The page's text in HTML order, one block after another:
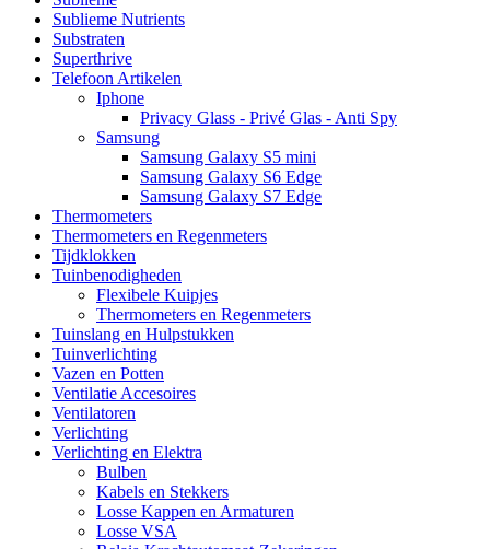
Sublieme Nutrients
Substraten
Superthrive
Telefoon Artikelen
Iphone
Privacy Glass - Privé Glas - Anti Spy
Samsung
Samsung Galaxy S5 mini
Samsung Galaxy S6 Edge
Samsung Galaxy S7 Edge
Thermometers
Thermometers en Regenmeters
Tijdklokken
Tuinbenodigheden
Flexibele Kuipjes
Thermometers en Regenmeters
Tuinslang en Hulpstukken
Tuinverlichting
Vazen en Potten
Ventilatie Accesoires
Ventilatoren
Verlichting
Verlichting en Elektra
Bulben
Kabels en Stekkers
Losse Kappen en Armaturen
Losse VSA